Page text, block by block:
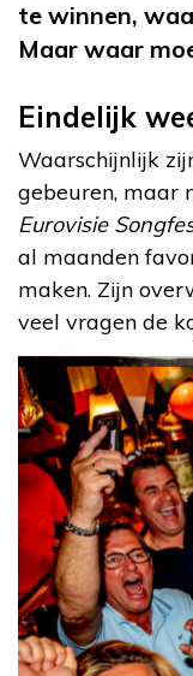
te winnen,
Maar waar
Eindelijk
Waarschijnlijk
gebeuren, maar
Eurovisie
al maanden
maken. Zijn
veel vragen de